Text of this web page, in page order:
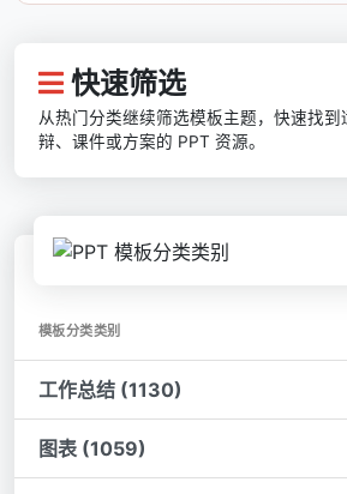
快速筛选
从热门分类继续筛选模板主题，快速找到
辩、课件或方案的 PPT 资源。
模板分类类别
工作总结 (1130)
图表 (1059)